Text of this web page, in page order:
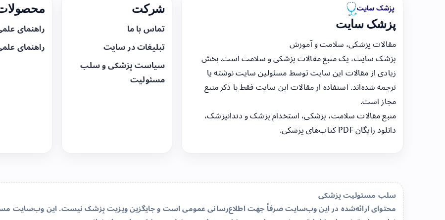
پزشک سایت
مقالات پزشکی، سلامت و آموزش
پزشک سایت، یک منبع مقالات پزشکی و سلامت است. بخش
زیادی از مقالات این سایت توسط مسئولین سایت نوشته یا
ترجمه شده‌اند. استفاده از مقالات این سایت فقط با ذکر منبع
مجاز است.
منبع مقالات سلامت، پزشکی، استخدام پزشک و دندانپزشک،
دانلود رایگان PDF کتاب‌های پزشکی.
شرکت
تماس با ما
تبلیغات در سایت
سیاست پزشکی و سلب
مسئولیت
راهنمای
راهنمای
سلب مسئولیت پزشکی
محتوای ارائه‌شده در این وب‌سایت صرفاً جهت اطلاع‌رسانی عمومی است و جایگزین ویزیت پزشک نیست. این وب‌سایت